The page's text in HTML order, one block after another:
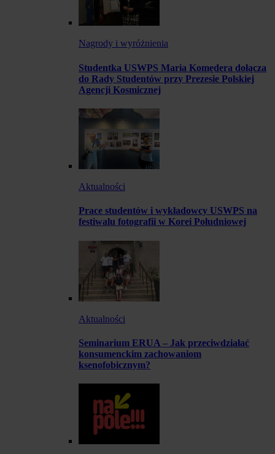
Nagrody i wyróżnienia
Studentka USWPS Maria Komędera dołącza
do Rady Studentów przy Prezesie Polskiej
Agencji Kosmicznej
Aktualności
Prace studentów i wykładowcy USWPS na
festiwalu fotografii w Korei Południowej
Aktualności
Seminarium ERUA – Jak przeciwdziałać
konsumenckim zachowaniom
ksenofobicznym?